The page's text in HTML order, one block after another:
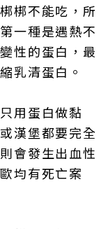
梆不能吃，所
一種是遇熱不
性的蛋白，最
乳清蛋白。
用蛋白做黏
漢堡都要完全
會發生出血性
均有死亡案